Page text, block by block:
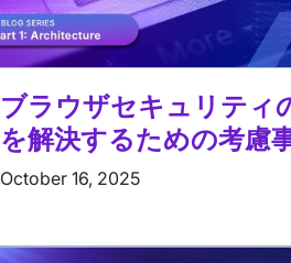
ブラウザセキュリティ
を解決するための考慮
October 16, 2025